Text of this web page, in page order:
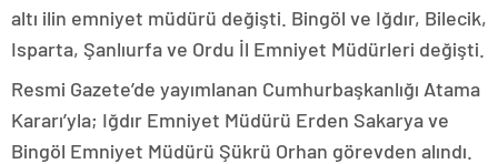
altı ilin emniyet müdürü değişti. Bingöl ve Iğdır, Bilecik,
Isparta, Şanlıurfa ve Ordu İl Emniyet Müdürleri değişti.
Resmi Gazete’de yayımlanan Cumhurbaşkanlığı Atama
Kararı’yla; Iğdır Emniyet Müdürü Erden Sakarya ve
Bingöl Emniyet Müdürü Şükrü Orhan görevden alındı.